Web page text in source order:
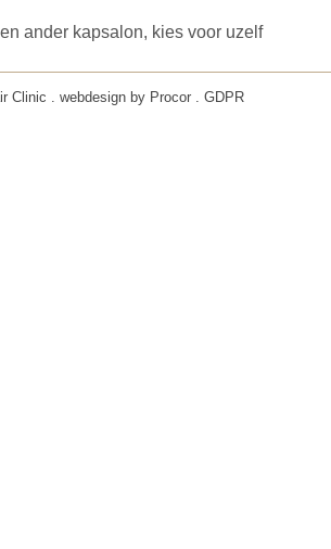
ander kapsalon, kies voor uzelf
Clinic . webdesign by Procor. GDPR